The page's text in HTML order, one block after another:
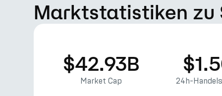
Marktstatistiken zu
$42.93B
Market Cap 24h-